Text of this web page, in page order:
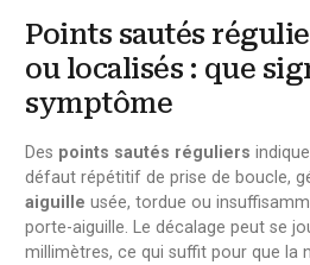
Points sautés
ou localisés : que
symptôme
Des points sautés réguliers
défaut répétitif de prise de boucle,
aiguille usée, tordue ou
porte-aiguille. Le décalage peut se
millimètres, ce qui suffit pour que la